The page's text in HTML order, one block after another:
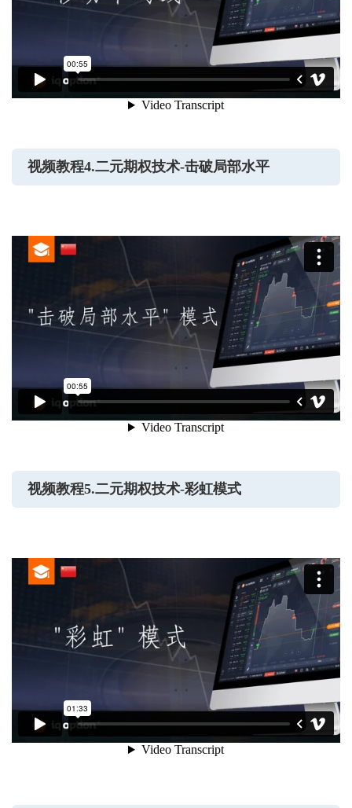
视频教程4.二元期权技术-击破局部水平
视频教程5.二元期权技术-彩虹模式